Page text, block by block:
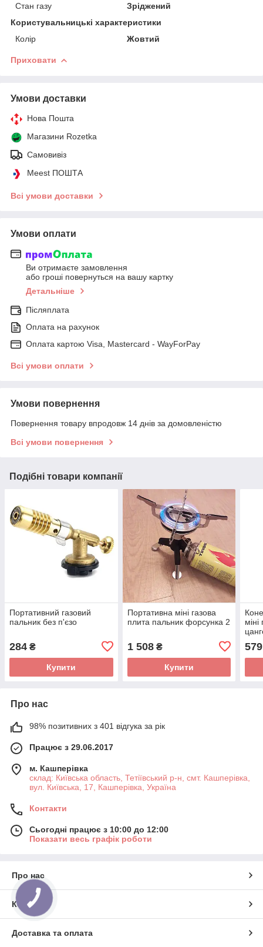
Стан газу
Зріджений
Користувальницькі характеристики
Колір
Жовтий
Приховати
Умови доставки
Нова Пошта
Магазини Rozetka
Самовивіз
Meest ПОШТА
Всі умови доставки
Умови оплати
Ви отримаєте замовлення
або гроші повернуться на вашу картку
Детальніше
Післяплата
Оплата на рахунок
Оплата картою Visa, Mastercard - WayForPay
Всі умови оплати
Умови повернення
Повернення товару впродовж 14 днів за домовленістю
Всі умови повернення
Подібні товари компанії
Портативний газовий
пальник без п'єзо
284 ₴
Купити
Портативна міні газова
плита пальник форсунка 2
1 508₴
Купити
міні
579
Про нас
98% позитивних з 401 відгука за рік
Працює з 29.06.2017
м. Кашперівка
склад: Київська область, Тетіївський р-н, смт. Кашперівка,
вул. Київська, 17, Кашперівка, Україна
Контакти
Сьогодні працює з 10:00 до 12:00
Показати весь графік роботи
Про нас
Контакти
Доставка та оплата